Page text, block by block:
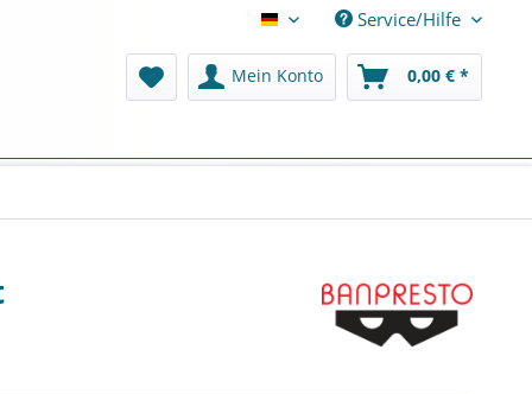
Deutsch Service/Hilfe
Mein Konto 0,00 € *